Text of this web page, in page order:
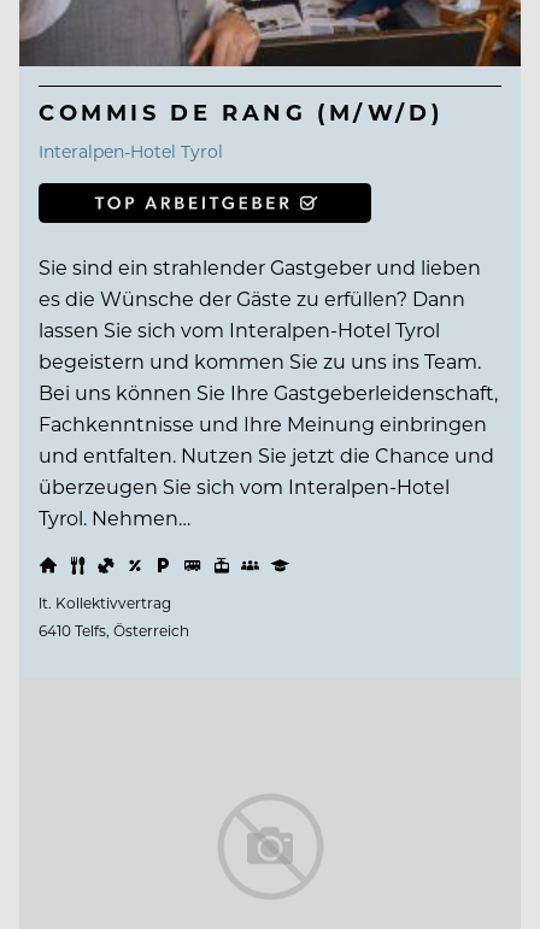
COMMIS DE RANG (M/W/D)
Interalpen-Hotel Tyrol
Sie sind ein strahlender Gastgeber und lieben
es die Wünsche der Gäste zu erfüllen? Dann
lassen Sie sich vom Interalpen-Hotel Tyrol
begeistern und kommen Sie zu uns ins Team.
Bei uns können Sie Ihre Gastgeberleidenschaft,
Fachkenntnisse und Ihre Meinung einbringen
und entfalten. Nutzen Sie jetzt die Chance und
überzeugen Sie sich vom Interalpen-Hotel
Tyrol. Nehmen…
lt. Kollektivvertrag
6410 Telfs, Österreich